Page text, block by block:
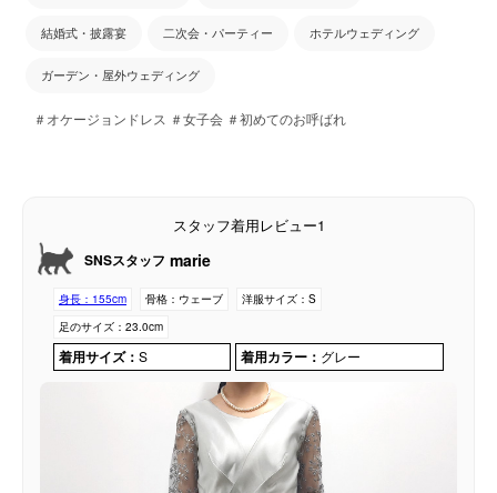
結婚式・披露宴 二次会・パーティー ホテルウェディング
ガーデン・屋外ウェディング
＃オケージョンドレス ＃女子会 ＃初めてのお呼ばれ
スタッフ着用レビュー1
SNSスタッフ marie
身長： 155cm 骨格： ウェーブ 洋服サイズ： S
足のサイズ： 23.0cm
着用サイズ： S 着用カラー： グレー